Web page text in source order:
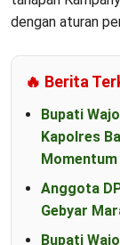
dengan aturan
🔥 Berita
Bupati
Kapolres
Anggota
Gebyar
Bupati